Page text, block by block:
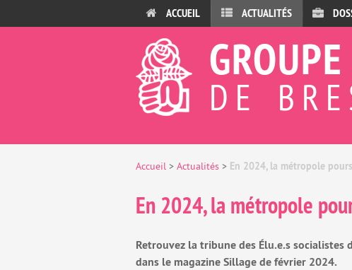
ACCUEIL ACTUALITÉS
DE
Accueil > Actualités > En 2024, la métropole
En 2024, la métropole
Retrouvez la tribune des Élu.e.s socialistes
dans le magazine Sillage de février 2024.